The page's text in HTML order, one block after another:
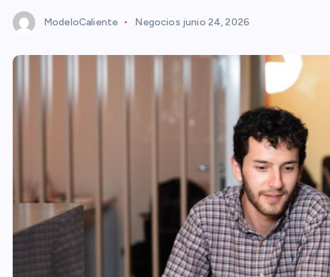
ModeloCaliente Negocios junio 24, 2026